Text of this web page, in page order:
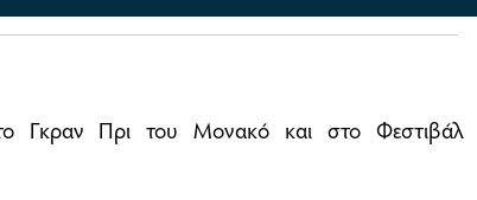
Γκραν Πρι του Μονακό και στο Φεστιβάλ